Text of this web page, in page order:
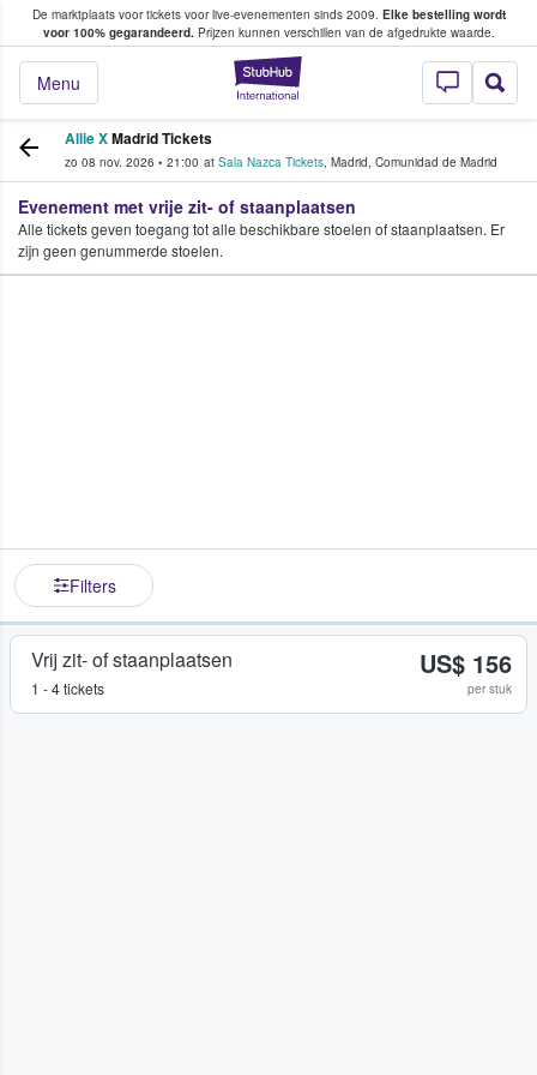
De marktplaats voor tickets voor live-evenementen sinds 2009. Elke bestelling wordt
voor 100% gegarandeerd.Prijzen kunnen verschillen van de afgedrukte waarde.
StubHub: waar
Menu
tickets kopen en verkopen
Allie XMadrid Tickets
zo 08 nov. 2026 • 21:00 at Sala Nazca Tickets, Madrid, Comunidad de Madrid
Evenement met vrije zit- of staanplaatsen
Alle tickets geven toegang tot alle beschikbare stoelen of staanplaatsen. Er
zijn geen genummerde stoelen.
Filters
Vrij zit- of staanplaatsen
1 - 4 tickets
US$ 156
per stuk